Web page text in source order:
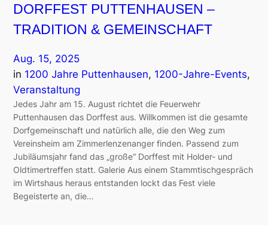
DORFFEST PUTTENHAUSEN –
TRADITION & GEMEINSCHAFT
Aug. 15, 2025
in 1200 Jahre Puttenhausen, 1200-Jahre-Events
Veranstaltung
Jedes Jahr am 15. August richtet die Feuerwehr
Puttenhausen das Dorffest aus. Willkommen ist die gesamte
Dorfgemeinschaft und natürlich alle, die den Weg zum
Vereinsheim am Zimmerlenzenanger finden. Passend zum
Jubiläumsjahr fand das „große“ Dorffest mit Holder- und
Oldtimertreffen statt. Galerie Aus einem Stammtischgespräch
im Wirtshaus heraus entstanden lockt das Fest viele
Begeisterte an, die…